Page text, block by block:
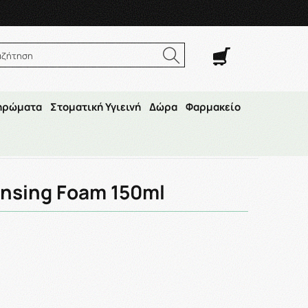
Σαβ. 8:00π.μ.–14:30μ.μ
Στοματική Υγιεινή Δώρα Φαρμακείο
Foam 150ml